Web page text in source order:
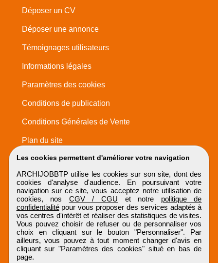
Les cookies permettent d'améliorer votre navigation
ARCHIJOBBTP utilise les cookies sur son site, dont des
cookies d'analyse d'audience. En poursuivant votre
navigation sur ce site, vous acceptez notre utilisation de
cookies, nos CGV / CGU et notre politique de
confidentialitépour vous proposer des services adaptés à
vos centres d'intérêt et réaliser des statistiques de visites.
Vous pouvez choisir de refuser ou de personnaliser vos
choix en cliquant sur le bouton "Personnaliser". Par
ailleurs, vous pouvez à tout moment changer d'avis en
cliquant sur "Paramètres des cookies" situé en bas de
page.
Déposer un CV
Déposer une annonce
Témoignages utilisateurs
Informations légales
Paramètres des cookies
Conditions de publication
Conditions Générales de Vente
Plan du site